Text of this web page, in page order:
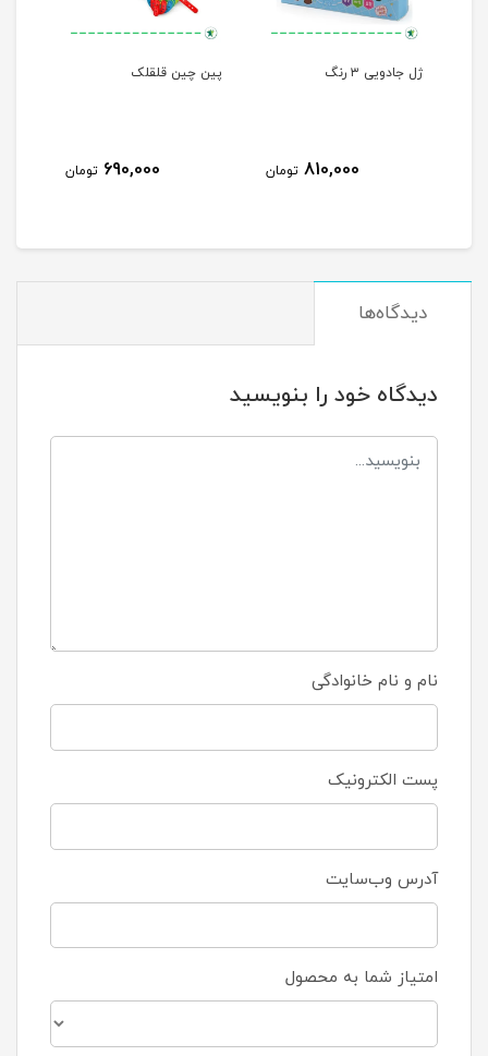
ژل جادویی ۳ رنگ
810,000 تومان
پین چین قلقلک
690,000 تومان
دیدگاه‌ها
دیدگاه خود را بنویسید
نام و نام خانوادگی
پست الکترونیک
آدرس وب‌سایت
امتیاز شما به محصول